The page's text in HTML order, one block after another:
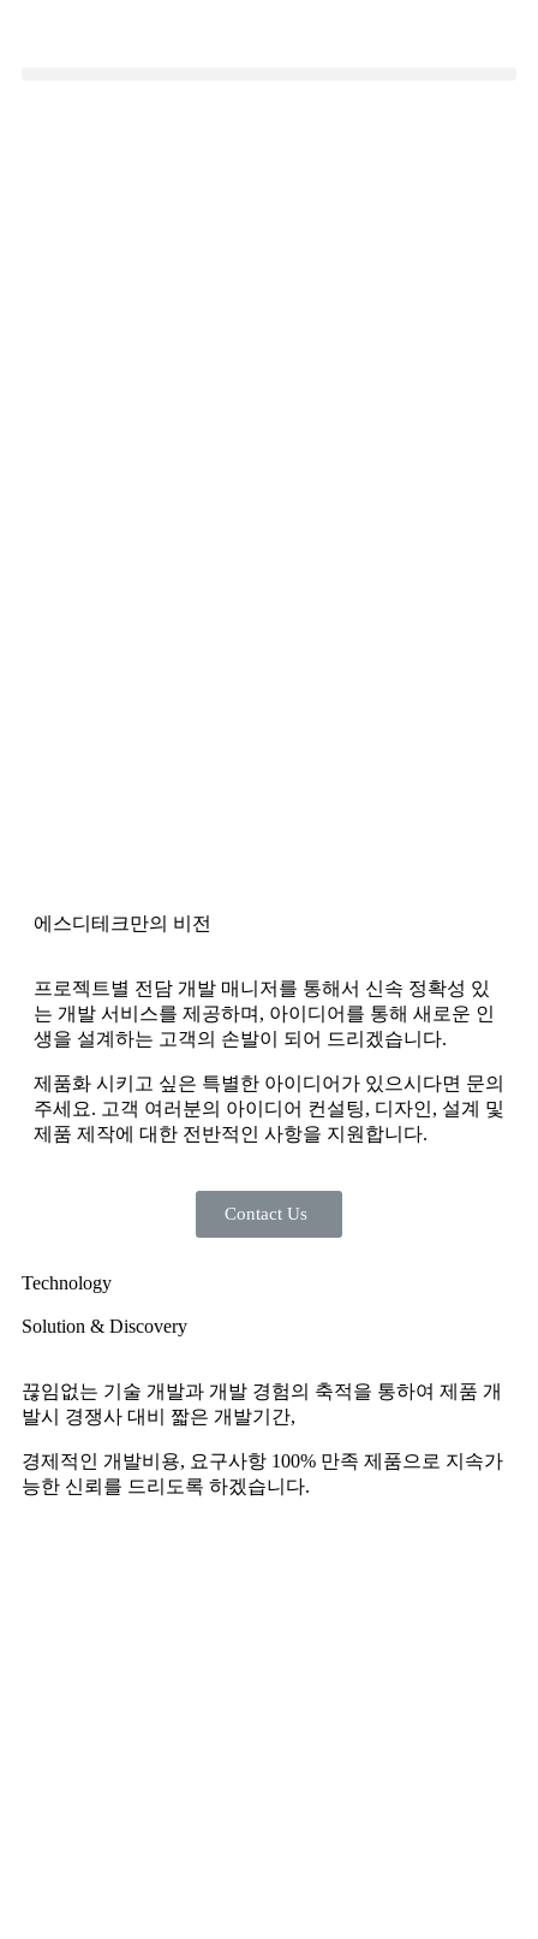
에스디테크만의 비전
프로젝트별 전담 개발 매니저를 통해서 신속 정확성 있
는 개발 서비스를 제공하며, 아이디어를 통해 새로운 인
생을 설계하는 고객의 손발이 되어 드리겠습니다.
제품화 시키고 싶은 특별한 아이디어가 있으시다면 문의
주세요. 고객 여러분의 아이디어 컨설팅, 디자인, 설계 및
제품 제작에 대한 전반적인 사항을 지원합니다.
Contact Us
Technology
Solution & Discovery
끊임없는 기술 개발과 개발 경험의 축적을 통하여 제품 개
발시 경쟁사 대비 짧은 개발기간,
경제적인 개발비용, 요구사항 100% 만족 제품으로 지속가
능한 신뢰를 드리도록 하겠습니다.